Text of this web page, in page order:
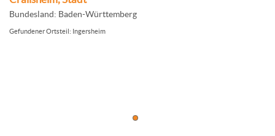
Bundesland: Baden-Württemberg
Gefundener Ortsteil: Ingersheim